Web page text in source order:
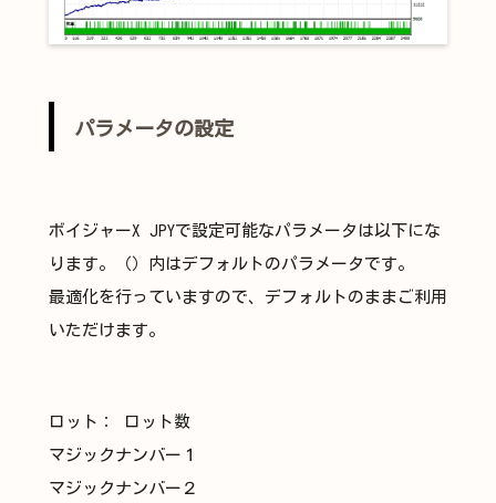
パラメータの設定
ボイジャーX JPYで設定可能なパラメータは以下にな
ります。（）内はデフォルトのパラメータです。
最適化を行っていますので、デフォルトのままご利用
いただけます。
ロット： ロット数
マジックナンバー１
マジックナンバー２